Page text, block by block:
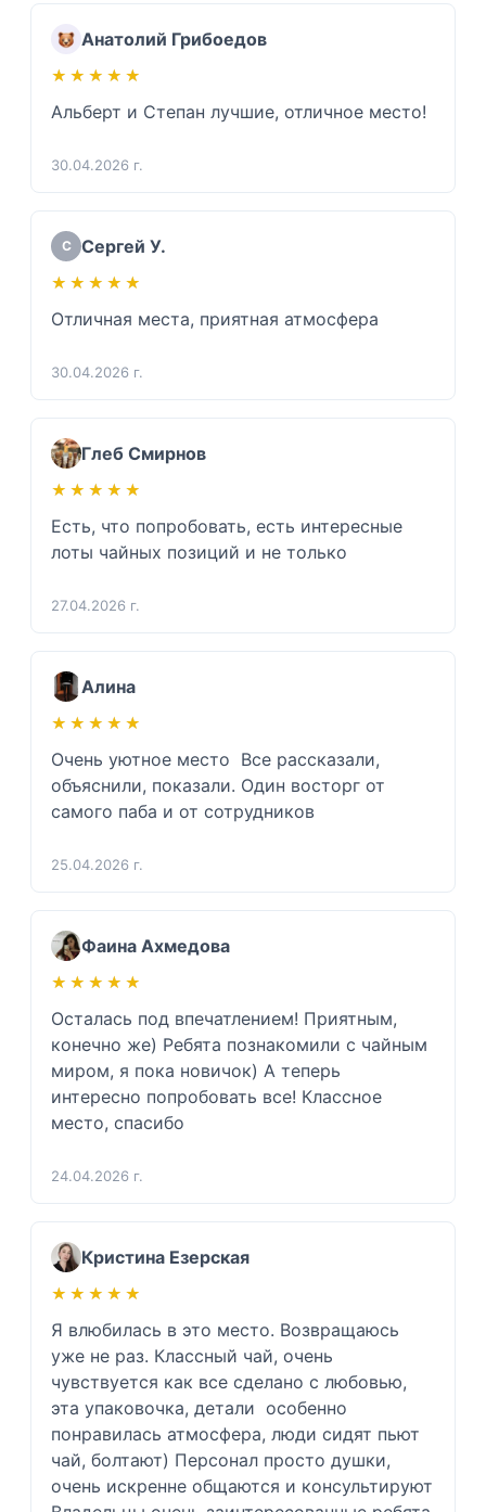
Анатолий Грибоедов
★★★★★
★★★★★
Альберт и Степан лучшие, отличное место!
30.04.2026 г.
С Сергей У.
★★★★★
★★★★★
Отличная места, приятная атмосфера
30.04.2026 г.
Глеб Смирнов
★★★★★
★★★★★
Есть, что попробовать, есть интересные
лоты чайных позиций и не только
27.04.2026 г.
Алина
★★★★★
★★★★★
Очень уютное место  Все рассказали,
объяснили, показали. Один восторг от
самого паба и от сотрудников
25.04.2026 г.
Фаина Ахмедова
★★★★★
★★★★★
Осталась под впечатлением! Приятным,
конечно же) Ребята познакомили с чайным
миром, я пока новичок) А теперь
интересно попробовать все! Классное
место, спасибо
24.04.2026 г.
Кристина Езерская
★★★★★
★★★★★
Я влюбилась в это место. Возвращаюсь
уже не раз. Классный чай, очень
чувствуется как все сделано с любовью,
эта упаковочка, детали  особенно
понравилась атмосфера, люди сидят пьют
чай, болтают) Персонал просто душки,
очень искренне общаются и консультируют